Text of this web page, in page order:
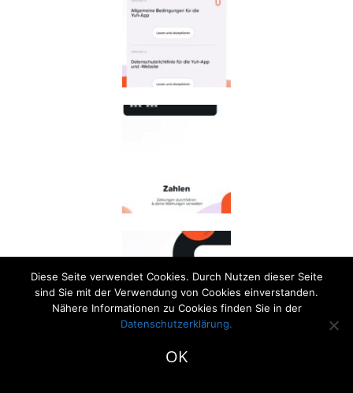
Diese Seite verwendet Cookies. Durch Nutzen dieser Seite
sind Sie mit der Verwendung von Cookies einverstanden.
Nähere Informationen zu Cookies finden Sie in der
Datenschutzerklärung.
OK